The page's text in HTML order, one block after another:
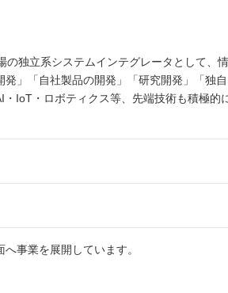
の独立系システムインテグレータとして、
発」「自社製品の開発」「研究開発」「独
・IoT・ロボティクス等、先端技術も積極的
事業を展開しています。